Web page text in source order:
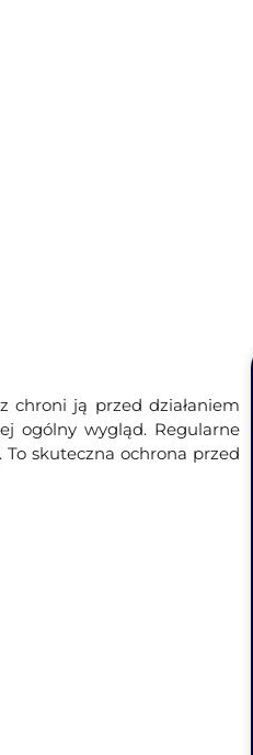
chroni ją przed działaniem
ogólny wygląd. Regularne
skuteczna ochrona przed